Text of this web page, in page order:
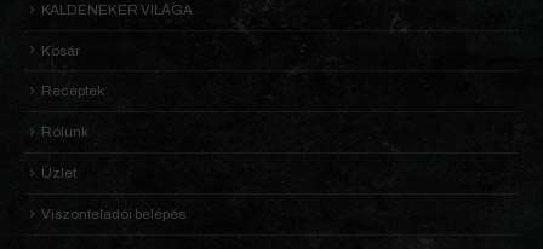
KALDENEKER VILÁGA
Kosár
Receptek
Rólunk
Üzlet
Viszonteladói belépés